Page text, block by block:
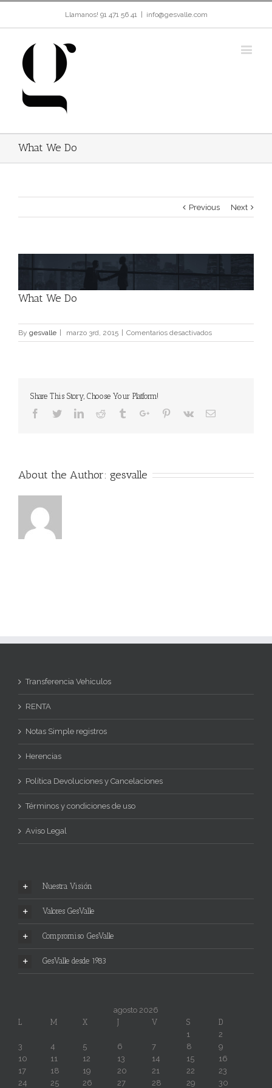
Llamanos! 91 471 56 41 info@gesvalle.com
What We Do
Previous Next
Larger
Image
What We Do
By gesvalle | marzo 3rd, 2015 | Comentarios desactivadosen
What
Share This Story, Choose Your Platform!
Facebook
TwitterLinkedinReddit TumblrGoogle+Pinterest
Vk Email
About the Author: gesvalle
Transferencia Vehiculos
RENTA
Notas Simple registros
Herencias
Política Devoluciones y Cancelaciones
Términos y condiciones de uso
Aviso Legal
Nuestra Visión
Valores GesValle
Compromiso GesValle
GesValle desde 1983
agosto 2026
L
M X J V S
D
1
2
3
4 5 6 7 8
9
10
11 12 13 14 15
16
17
18 19 20 21 22
23
24
25 26 27 28 29 30